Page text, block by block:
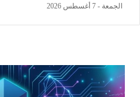
الجمعة - 7 أغسطس 2026